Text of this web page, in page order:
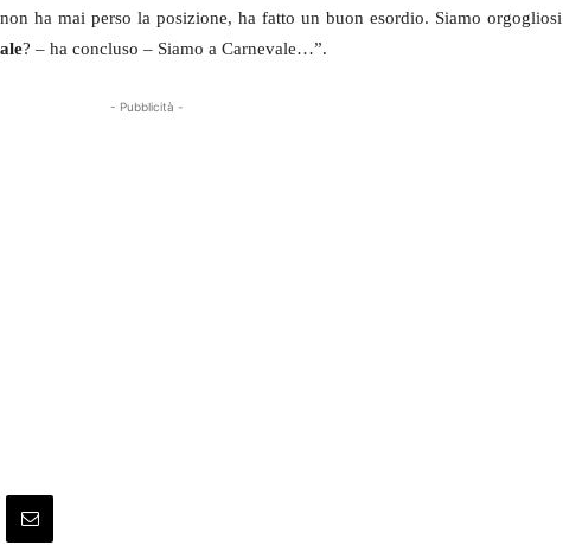
ha mai perso la posizione, ha fatto un buon esordio. Siamo orgogliosi
? – ha concluso – Siamo a Carnevale…”.
- Pubblicità -